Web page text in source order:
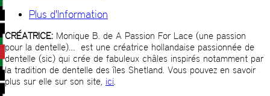
Plus d'Information
CRÉATRICE: Monique B. de A Passion For Lace (une passion
pour la dentelle)… est une créatrice hollandaise passionnée de
dentelle (sic) qui crée de fabuleux châles inspirés notamment par
la tradition de dentelle des îles Shetland. Vous pouvez en savoir
plus sur elle sur son site, ici.